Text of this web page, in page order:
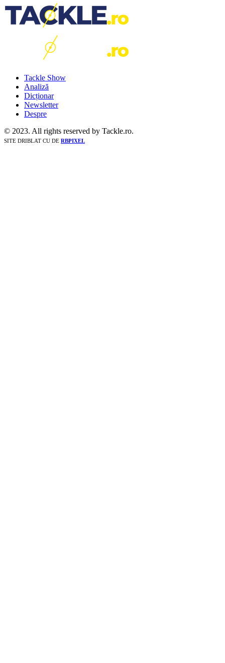
Tackle Show
Analiză
Dicționar
Newsletter
Despre
© 2023. All rights reserved by Tackle.ro.
SITE DRIBLAT CU DE RBPIXEL